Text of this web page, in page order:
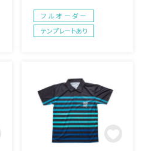
ャージ素材で生地も柔らか
く重ね着もしやすいパーカ
です。
フルオーダー
テンプレートあり